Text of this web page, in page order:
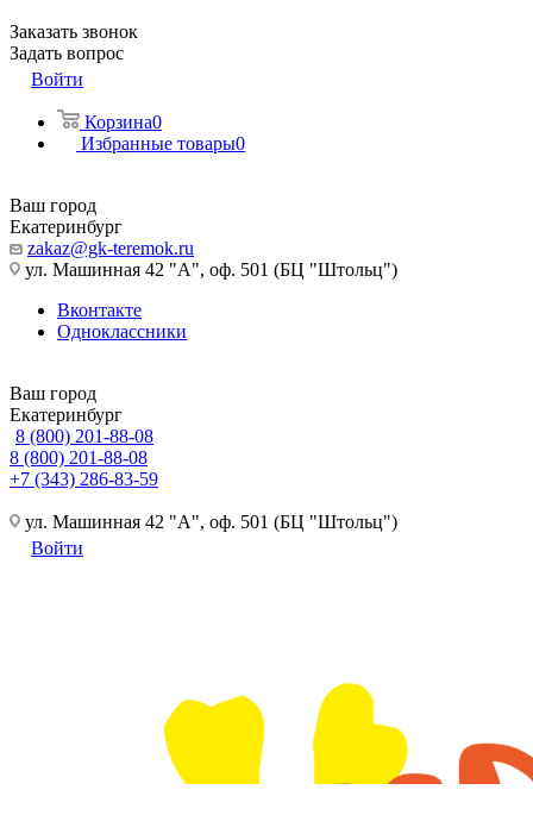
Заказать звонок
Задать вопрос
Войти
Корзина0
Избранные товары0
Ваш город
Екатеринбург
zakaz@gk-teremok.ru
ул. Машинная 42 "А", оф. 501 (БЦ "Штольц")
Вконтакте
Одноклассники
Ваш город
Екатеринбург
8 (800) 201-88-08
8 (800) 201-88-08
+7 (343) 286-83-59
ул. Машинная 42 "А", оф. 501 (БЦ "Штольц")
Войти